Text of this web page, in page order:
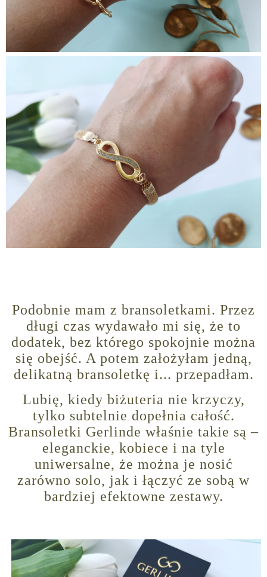
Podobnie mam z bransoletkami. Przez
długi czas wydawało mi się, że to
dodatek, bez którego spokojnie można
się obejść. A potem założyłam jedną,
delikatną bransoletkę i... przepadłam.
Lubię, kiedy biżuteria nie krzyczy,
tylko subtelnie dopełnia całość.
Bransoletki Gerlinde właśnie takie są –
eleganckie, kobiece i na tyle
uniwersalne, że można je nosić
zarówno solo, jak i łączyć ze sobą w
bardziej efektowne zestawy.